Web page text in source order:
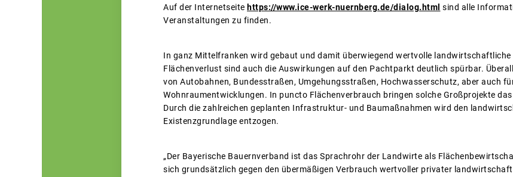
Auf der Internetseite https://www.ice-werk-nuernberg.de/dialog.html sind alle
Veranstaltungen zu finden.
In ganz Mittelfranken wird gebaut und damit überwiegend wertvolle landwirtschaftliche
Flächenverlust sind auch die Auswirkungen auf den Pachtparkt deutlich spürbar.
von Autobahnen, Bundesstraßen, Umgehungsstraßen, Hochwasserschutz, aber auch
Wohnraumentwicklungen. In puncto Flächenverbrauch bringen solche Großprojekte
Durch die zahlreichen geplanten Infrastruktur- und Baumaßnahmen wird den
Existenzgrundlage entzogen.
„Der Bayerische Bauernverband ist das Sprachrohr der Landwirte als
sich grundsätzlich gegen den übermäßigen Verbrauch wertvoller privater